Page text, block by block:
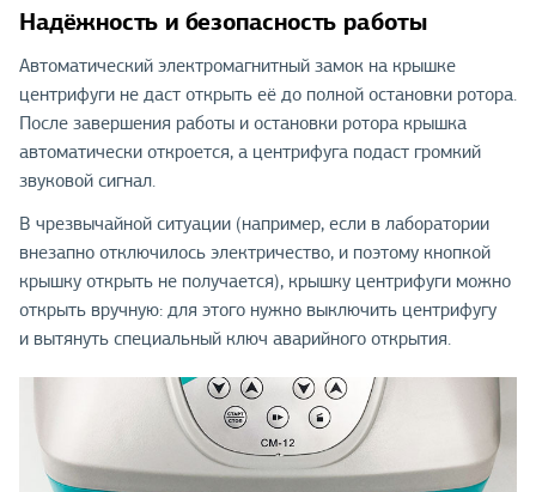
Надёжность и безопасность работы
Автоматический электромагнитный замок на крышке
центрифуги не даст открыть её до полной остановки ротора.
После завершения работы и остановки ротора крышка
автоматически откроется, а центрифуга подаст громкий
звуковой сигнал.
В чрезвычайной ситуации (например, если в лаборатории
внезапно отключилось электричество, и поэтому кнопкой
крышку открыть не получается), крышку центрифуги можно
открыть вручную: для этого нужно выключить центрифугу
и вытянуть специальный ключ аварийного открытия.